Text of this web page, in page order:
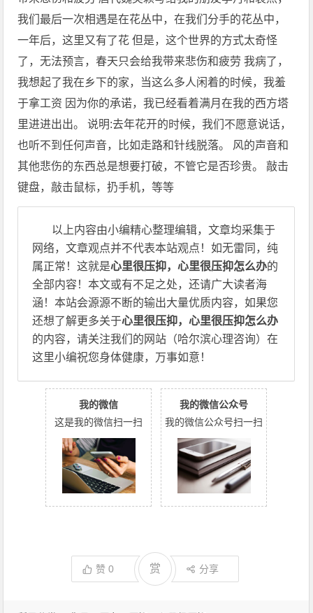
我们最后一次相遇是在花丛中，在我们分手的花丛中，
一年后，这里又有了花 但是，这个世界的方式太奇怪
了，无法预言，春天只会给我带来悲伤和疲劳 我病了，
我想起了我在乡下的家，当这么多人闲着的时候，我羞
于拿工资 因为你的承诺，我已经看着满月在我的西方塔
里进进出出。 说明:去年花开的时候，我们不愿意说话，
也听不到任何声音，比如走路和针线脱落。 风的声音和
其他悲伤的东西总是想要打破，不管它是否珍贵。 敲击
键盘，敲击鼠标，扔手机，等等
以上内容由小编精心整理编辑，文章均采集于
网络，文章观点并不代表本站观点！如无雷同，纯
属正常！这就是心里很压抑，心里很压抑怎么办的
全部内容！本文或有不足之处，还请广大读者海
涵！本站会源源不断的输出大量优质内容，如果您
还想了解更多关于心里很压抑，心里很压抑怎么办
的内容，请关注我们的网站（哈尔滨心理咨询）在
这里小编祝您身体健康，万事如意！
我的微信
这是我的微信扫一扫
我的微信公众号
我的微信公众号扫一扫
赞0 赏 分享